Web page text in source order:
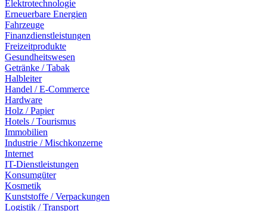
Elektrotechnologie
Erneuerbare Energien
Fahrzeuge
Finanzdienstleistungen
Freizeitprodukte
Gesundheitswesen
Getränke / Tabak
Halbleiter
Handel / E-Commerce
Hardware
Holz / Papier
Hotels / Tourismus
Immobilien
Industrie / Mischkonzerne
Internet
IT-Dienstleistungen
Konsumgüter
Kosmetik
Kunststoffe / Verpackungen
Logistik / Transport